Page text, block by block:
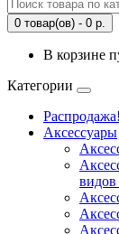
0 товар(ов) - 0 р.
В корзине
Категории
Аксессуары
видов